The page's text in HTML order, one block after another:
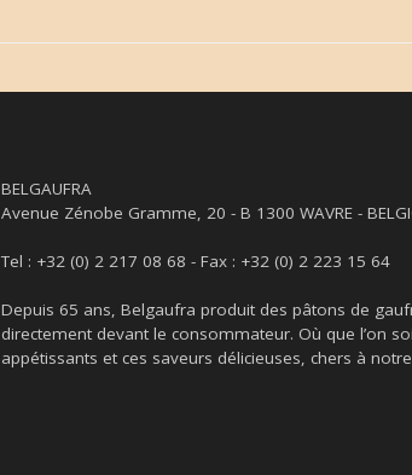
BELGAUFRA
Avenue Zénobe Gramme, 20 - B 1300 WAVRE -
Tel : +32 (0) 2 217 08 68 - Fax : +32 (0) 2 223 15 64
Depuis 65 ans, Belgaufra produit des pâtons de
directement devant le consommateur. Où que l’on
appétissants et ces saveurs délicieuses, chers à